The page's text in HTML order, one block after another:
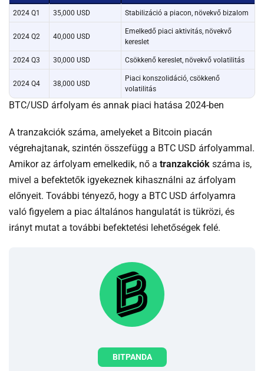
2024 Q1 35,000 USD Stabilizáció a piacon, növekvő bizalom
2024 Q2 40,000 USD
Emelkedő piaci aktivitás, növekvő
kereslet
2024 Q3 30,000 USD Csökkenő kereslet, növekvő volatilitás
2024 Q4 38,000 USD
Piaci konszolidáció, csökkenő
volatilitás
BTC/USD árfolyam és annak piaci hatása 2024-ben
A tranzakciók száma, amelyeket a Bitcoin piacán
végrehajtanak, szintén összefügg a BTC USD árfolyammal.
Amikor az árfolyam emelkedik, nő a tranzakciók száma is,
mivel a befektetők igyekeznek kihasználni az árfolyam
előnyeit. További tényező, hogy a BTC USD árfolyamra
való figyelem a piac általános hangulatát is tükrözi, és
irányt mutat a további befektetési lehetőségek felé.
BITPANDA